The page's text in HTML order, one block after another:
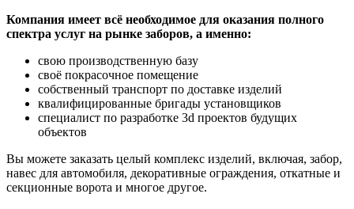
Компания имеет всё необходимое для оказания полного
спектра услуг на рынке заборов, а именно:
свою производственную базу
своё покрасочное помещение
собственный транспорт по доставке изделий
квалифицированные бригады установщиков
специалист по разработке 3d проектов будущих
объектов
Вы можете заказать целый комплекс изделий, включая, забор,
навес для автомобиля, декоративные ограждения, откатные и
секционные ворота и многое другое.